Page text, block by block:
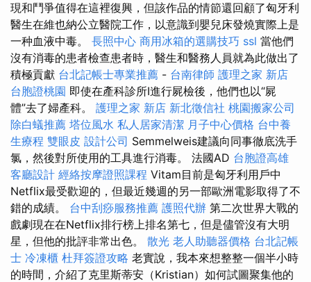
現和鬥爭值得在這裡復興，但該作品的情節還回顧了匈牙利
醫生在維也納公立醫院工作，以意識到嬰兒床發燒實際上是
一种血液中毒。 長照中心 商用冰箱的選購技巧 ssl 當他們
沒有消毒的患者檢查患者時，醫生和醫務人員就為此做出了
積極貢獻 台北記帳士專業推薦 - 台南律師 護理之家 新店
台胞證桃園 即使在產科診所I進行屍檢後，他們也以“屍
體”去了婦產科。 護理之家 新店 新北徵信社 桃園搬家公司
除白蟻推薦 塔位風水 私人居家清潔 月子中心價格 台中養
生療程 雙眼皮 設計公司 Semmelweis建議向同事徹底洗手
氯，然後對所使用的工具進行消毒。 法國AD 台胞證高雄
客廳設計 經絡按摩證照課程 Vitam目前是匈牙利用戶中
Netflix最受歡迎的，但最近幾週的另一部歐洲電影取得了不
錯的成績。 台中刮痧服務推薦 護照代辦 第二次世界大戰的
戲劇現在在Netflix排行榜上排名第七，但是儘管沒有大明
星，但他的批評非常出色。 散光 老人助聽器價格 台北記帳
士 冷凍櫃 杜拜簽證攻略 老實說，我本來想整整一個半小時
的時間，介紹了克里斯蒂安（Kristian）如何試圖聚集他的